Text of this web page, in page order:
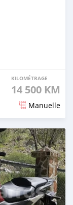
KILOMÉTRAGE
14 500 KM
Manuelle